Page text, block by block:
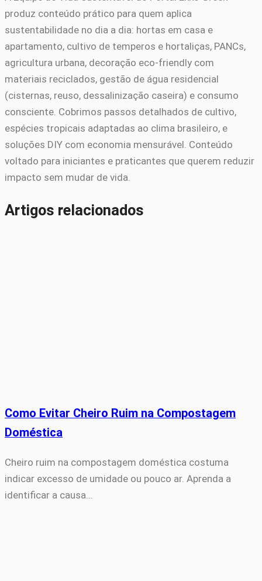
produz conteúdo prático para quem aplica
sustentabilidade no dia a dia: hortas em casa e
apartamento, cultivo de temperos e hortaliças, PANCs,
agricultura urbana, decoração eco-friendly com
materiais reciclados, gestão de água residencial
(cisternas, reuso, dessalinização caseira) e consumo
consciente. Cobrimos passos detalhados de cultivo,
espécies tropicais adaptadas ao clima brasileiro, e
soluções DIY com economia mensurável. Conteúdo
voltado para iniciantes e praticantes que querem reduzir
impacto sem mudar de vida.
Artigos relacionados
Como Evitar Cheiro Ruim na Compostagem
Doméstica
Cheiro ruim na compostagem doméstica costuma
indicar excesso de umidade ou pouco ar. Aprenda a
identificar a causa…